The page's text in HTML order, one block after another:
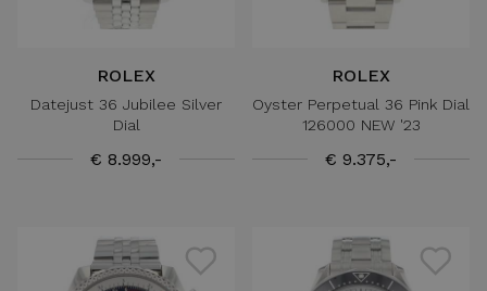
ROLEX
Datejust 36 Jubilee Silver
Dial
€ 8.999,-
ROLEX
Oyster Perpetual 36 Pink Dial
126000 NEW '23
€ 9.375,-